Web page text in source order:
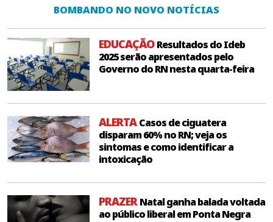
BOMBANDO NO NOVO NOTÍCIAS
EDUCAÇÃOResultados do Ideb
2025 serão apresentados pelo
Governo do RN nesta quarta-feira
ALERTACasos de ciguatera
disparam 60% no RN; veja os
sintomas e como identificar a
intoxicação
PRAZERNatal ganha balada voltada
ao público liberal em Ponta Negra